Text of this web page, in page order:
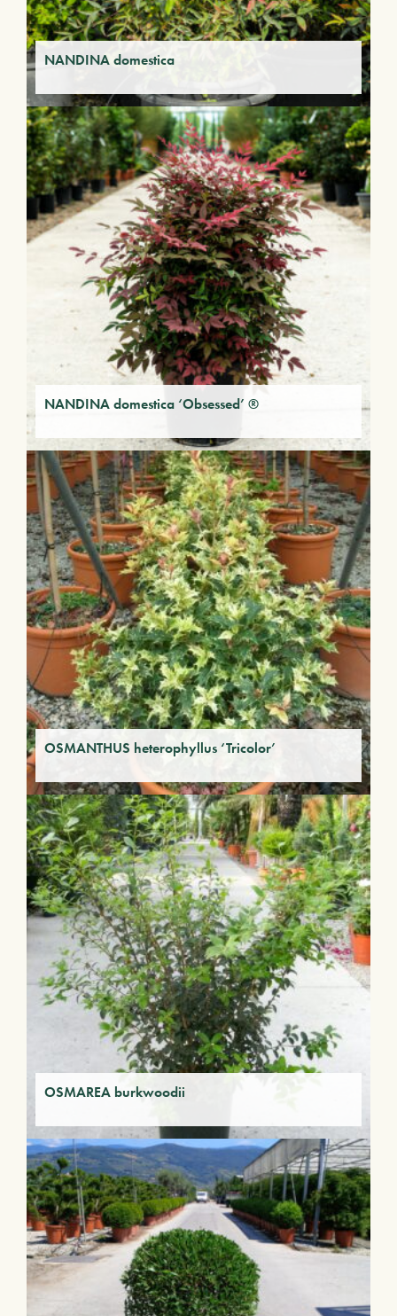
NANDINA domestica
NANDINA domestica ‘Obsessed’ ®
OSMANTHUS heterophyllus ‘Tricolor’
OSMAREA burkwoodii